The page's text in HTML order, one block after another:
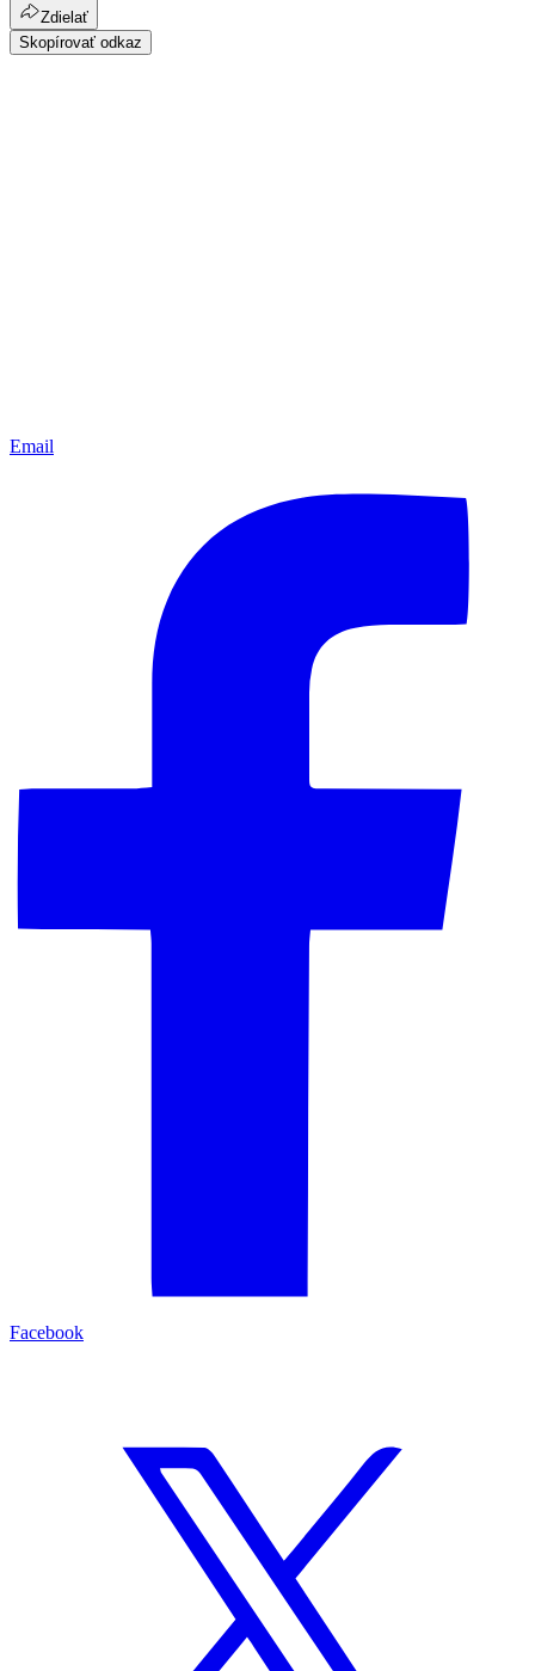
Zdielať
Skopírovať odkaz
Email
Facebook